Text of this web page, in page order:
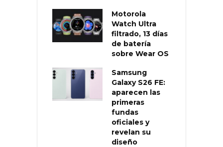
Motorola
Watch Ultra
filtrado, 13 días
de batería
sobre Wear OS
Samsung
Galaxy S26 FE:
aparecen las
primeras
fundas
oficiales y
revelan su
diseño